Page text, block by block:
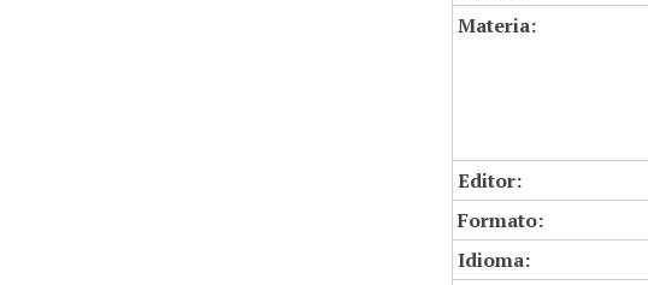
Materia:
Editor:
Formato:
Idioma: